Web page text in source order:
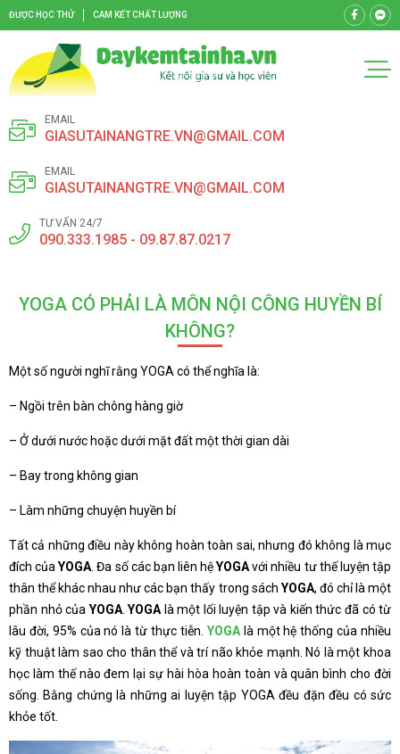
ĐƯỢC HỌC THỬ CAM KẾT CHẤT LƯỢNG
EMAIL
GIASUTAINANGTRE.VN@GMAIL.COM
EMAIL
GIASUTAINANGTRE.VN@GMAIL.COM
TƯ VẤN 24/7
090.333.1985 - 09.87.87.0217
YOGA CÓ PHẢI LÀ MÔN NỘI CÔNG HUYỀN BÍ
KHÔNG?
Một số người nghĩ rằng YOGA có thể nghĩa là:
– Ngồi trên bàn chông hàng giờ
– Ở dưới nước hoặc dưới mặt đất một thời gian dài
– Bay trong không gian
– Làm những chuyện huyền bí
Tất cả những điều này không hoàn toàn sai, nhưng đó không là mục
đích củaYOGA . Đa số các bạn liên hệYOGAvới nhiều tư thế luyện tập
thân thể khác nhau như các bạn thấy trong sách YOGA, đó chỉ là một
phần nhỏ của YOGA.YOGA là một lối luyện tập và kiến thức đã có từ
lâu đời, 95% của nó là từ thực tiễn. YOGAlà một hệ thống của nhiều
kỹ thuật làm sao cho thân thể và trí não khỏe mạnh. Nó là một khoa
học làm thế nào đem lại sự hài hòa hoàn toàn và quân bình cho đời
sống. Bằng chứng là những ai luyện tập YOGA đều đặn đều có sức
khỏe tốt.